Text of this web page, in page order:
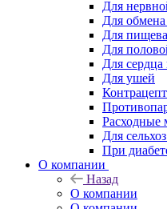
Для
Для
Для
Для
Для
Для ушей
Расходные
Для
При
О компании
Назад
О компании